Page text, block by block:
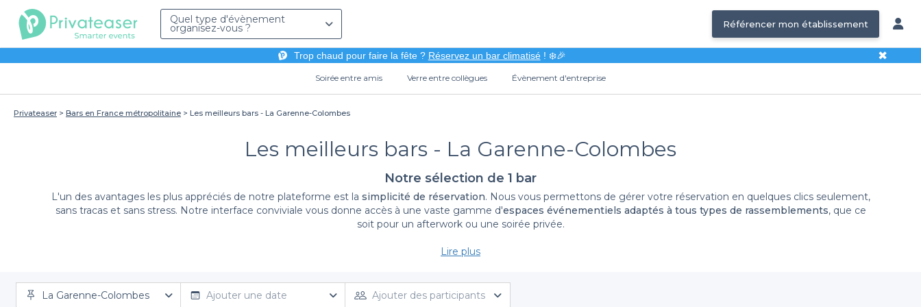
Quel type d'évènement
organisez-vous ? Référencer mon établissement
Trop chaud pour faire la fête ? Réservez un bar climatisé! ❄️🎉 ✖
Soirée entre amis Verre entre collègues Évènement d'entreprise
Privateaser Bars en France métropolitaine Les meilleurs bars - La Garenne-Colombes
Les meilleurs bars - La Garenne-Colombes
Notre sélection de 1 bar
L'un des avantages les plus appréciés de notre plateforme est la simplicité de réservation. Nous vous permettons de gérer votre réservation en quelques clics seulement,
sans tracas et sans stress. Notre interface conviviale vous donne accès à une vaste gamme d'espaces événementiels adaptés à tous types de rassemblements, que ce
soit pour un afterwork ou une soirée privée.
Que vous soyez amateurs de cocktails raffinés, de bières artisanales ou de mocktails créatifs, nous avons ce qu’il vous faut. Nos partenaires proposent une large gamme de
boissons alcoolisées et non alcoolisées pour satisfaire toutes vos envies. Vous cherchez une ambiance cosy et intimiste ou plutôt un cadre animé et festif ? Notre
Lire plus
La Garenne-Colombes Ajouter une date Ajouter des participants